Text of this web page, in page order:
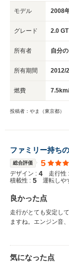
モデル 2008
グレード 2.0
所有者 自分
所有期間 2012/
燃費
投稿者：やま（東京都）
ファミリー持ち
総合評価 5
デザイン : 4 走行性 :
積載性 : 5 運転しや
良かった点
走行がとても安定し
ますね。エンジン音
荷物の出し入れも楽
気になった点